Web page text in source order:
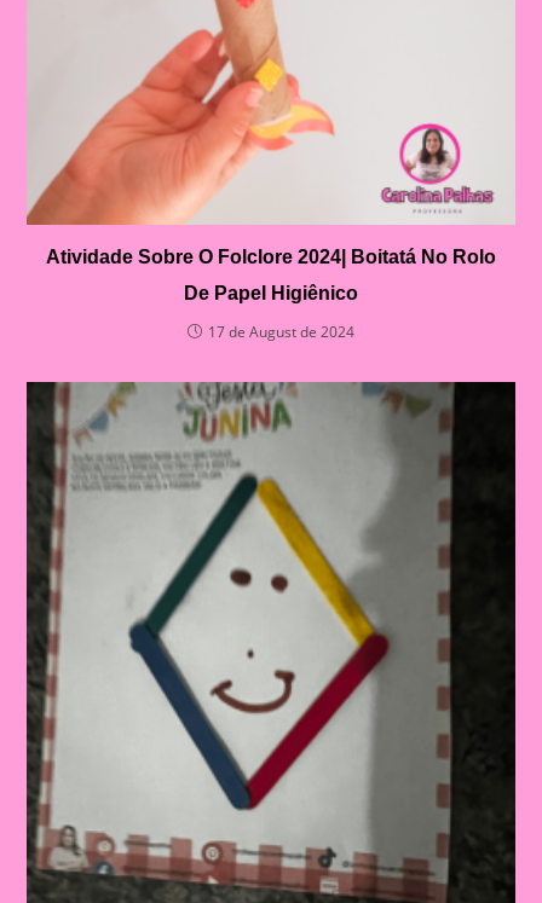
Atividade Sobre O Folclore 2024| Boitatá No Rolo
De Papel Higiênico
17 de August de 2024